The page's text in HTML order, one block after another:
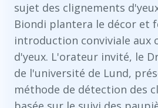
sujet des clignements
Biondi plantera le décor et
introduction conviviale aux
d'yeux. L'orateur invité, le
de l'université de Lund,
méthode de détection des